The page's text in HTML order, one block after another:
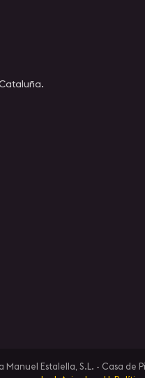
Estalella, S.L. - Casa de